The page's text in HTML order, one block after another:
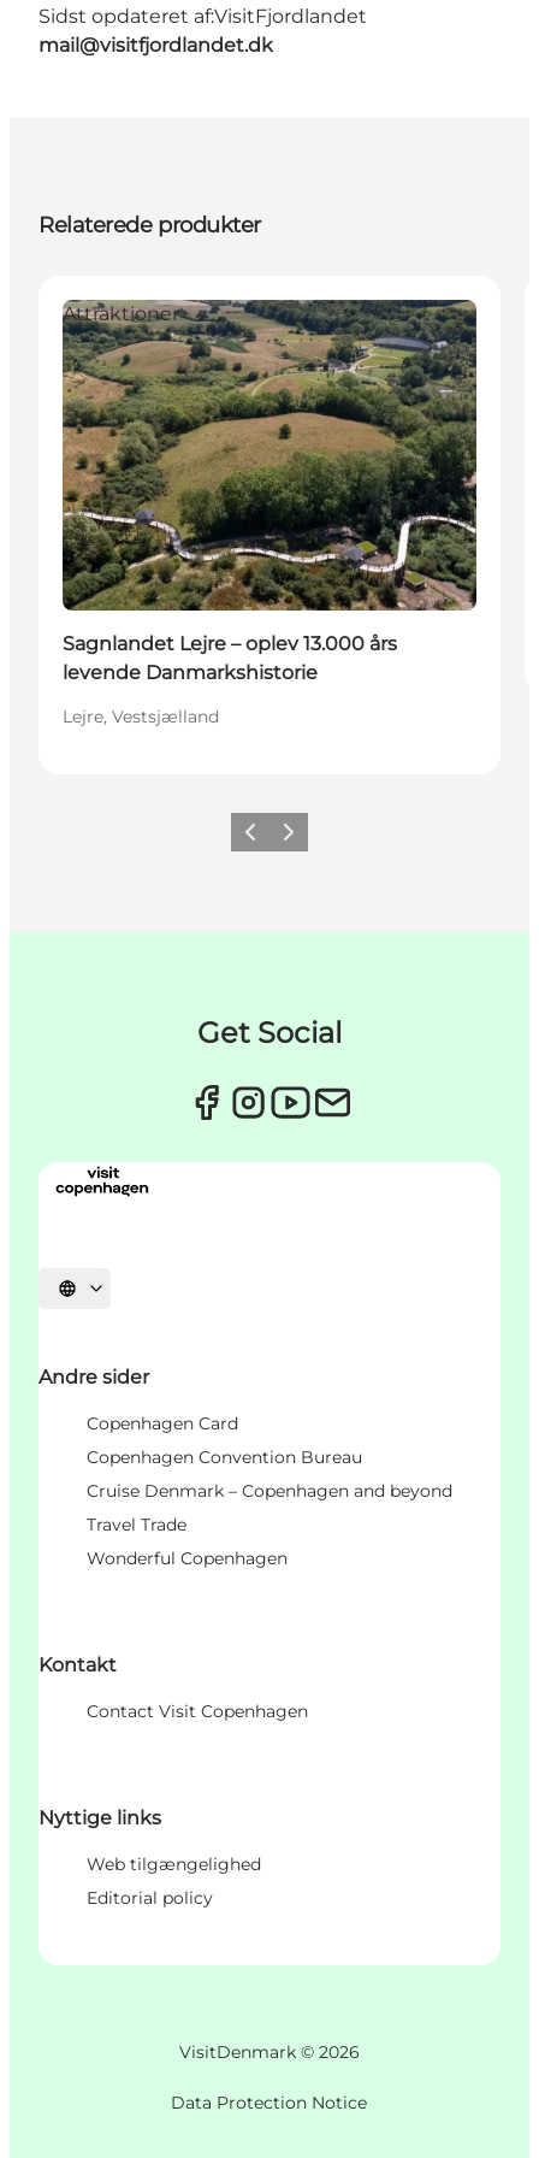
Sidst opdateret af:VisitFjordlandet
mail@visitfjordlandet.dk
Relaterede produkter
Attraktioner
Sagnlandet Lejre – oplev 13.000 års
levende Danmarkshistorie
Lejre, Vestsjælland
ForrigeNæste
Get Social
Vælg sprog
Andre sider
Copenhagen Card
Copenhagen Convention Bureau
Cruise Denmark – Copenhagen and beyond
Travel Trade
Wonderful Copenhagen
Kontakt
Contact Visit Copenhagen
Nyttige links
Web tilgængelighed
Editorial policy
VisitDenmark © 2026
Data Protection Notice